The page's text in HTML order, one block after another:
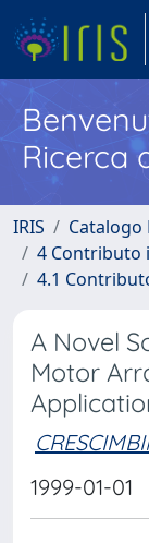
Ricerca
IRIS
Catalogo
4 Contributo
4.1
A Novel
Motor
1999-01-01